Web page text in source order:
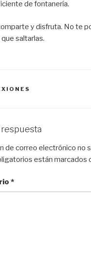
de fontanería.
y disfruta. No te
saltarlas.
respuesta
de correo electrónico no
están marcados
*